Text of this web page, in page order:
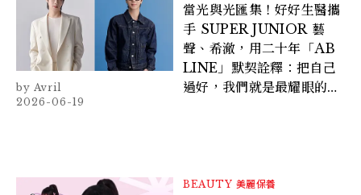
當光與光匯集！好好生醫攜
手 SUPER JUNIOR 藝
聲、希澈，用二十年「AB
LINE」默契詮釋：把自己
過好，我們就是最耀眼的星
Avril
2026-06-19
BEAUTY 美麗保養